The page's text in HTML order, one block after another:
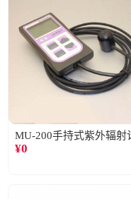
MU-200手持式紫外辐射
¥0